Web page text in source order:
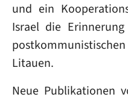
und ein
Israel die
Litauen.
Neue Publikationen